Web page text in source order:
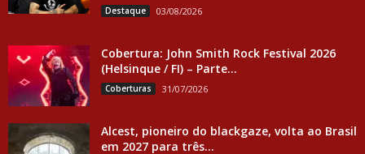
Destaque 03/08/2026
Cobertura: John Smith Rock Festival 2026
(Helsinque / FI) – Parte...
Coberturas 31/07/2026
Alcest, pioneiro do blackgaze, volta ao Brasil
em 2027 para três...